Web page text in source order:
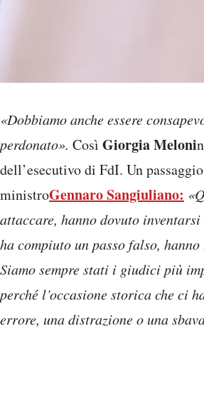
«Dobbiamo anche essere
perdonato». Così Giorgia Meloni
dell’esecutivo di FdI. Un
ministroGennaro Sangiuliano:
attaccare, hanno dovuto
ha compiuto un passo falso,
Siamo sempre stati i giudici più
perché l’occasione storica che ci
errore, una distrazione o una